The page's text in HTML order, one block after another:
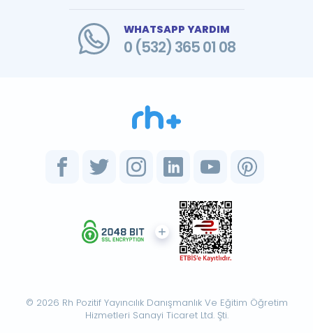
WHATSAPP YARDIM
0 (532) 365 01 08
© 2026 Rh Pozitif Yayıncılık Danışmanlık Ve Eğitim Öğretim
Hizmetleri Sanayi Ticaret Ltd. Şti.